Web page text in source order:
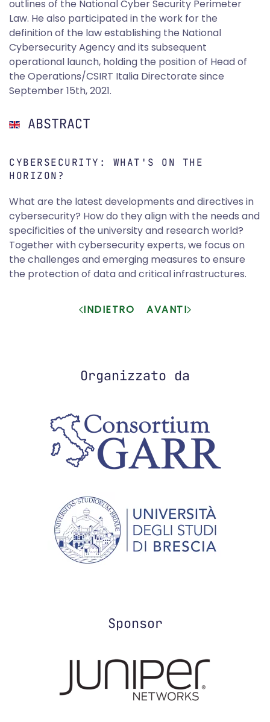
outlines of the National Cyber Security Perimeter
Law. He also participated in the work for the
definition of the law establishing the National
Cybersecurity Agency and its subsequent
operational launch, holding the position of Head of
the Operations/CSIRT Italia Directorate since
September 15th, 2021.
ABSTRACT
CYBERSECURITY: WHAT'S ON THE
HORIZON?
What are the latest developments and directives in
cybersecurity? How do they align with the needs and
specificities of the university and research world?
Together with cybersecurity experts, we focus on
the challenges and emerging measures to ensure
the protection of data and critical infrastructures.
INDIETRO AVANTI
Organizzato da
Sponsor